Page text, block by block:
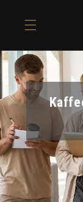
Inhalt